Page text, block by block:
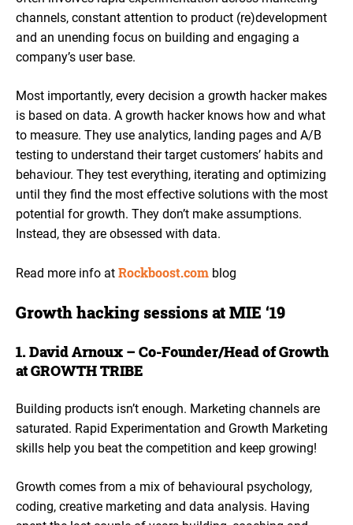
channels, constant attention to product (re)development
and an unending focus on building and engaging a
company’s user base.
Most importantly, every decision a growth hacker makes
is based on data. A growth hacker knows how and what
to measure. They use analytics, landing pages and A/B
testing to understand their target customers’ habits and
behaviour. They test everything, iterating and optimizing
until they find the most effective solutions with the most
potential for growth. They don’t make assumptions.
Instead, they are obsessed with data.
Read more info at Rockboost.com blog
Growth hacking sessions at MIE ‘19
1. David Arnoux – Co-Founder/Head of Growth
atGROWTH TRIBE
Building products isn’t enough. Marketing channels are
saturated. Rapid Experimentation and Growth Marketing
skills help you beat the competition and keep growing!
Growth comes from a mix of behavioural psychology,
coding, creative marketing and data analysis. Having